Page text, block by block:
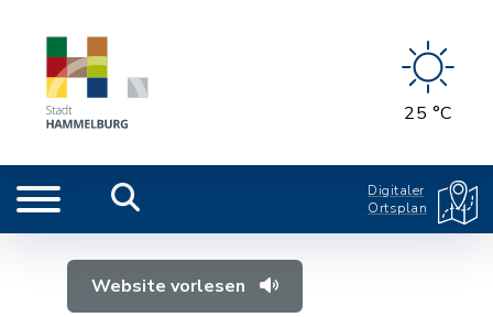
25 °C
Digitaler
Ortsplan
Website vorlesen